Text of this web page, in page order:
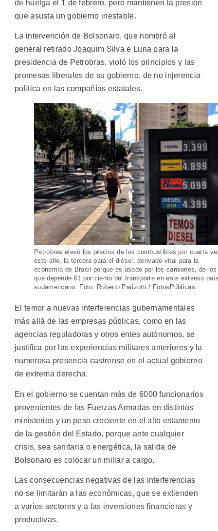
de huelga el 1 de febrero, pero mantienen la presión
que asusta un gobierno inestable.
La intervención de Bolsonaro, que nombró al
general retirado Joaquim Silva e Luna para la
presidencia de Petrobras, violó los principios y las
promesas liberales de su gobierno, de no injerencia
política en las compañías estatales.
Petrobras elevó los precios de los combustibles por cuarta
este año, la tercera para el diésel, derivado vital para la
economía de Brasil porque es usado por los camiones, de los
que depende 61 por ciento del transporte en este extenso
sudamericano. Foto: Roberto Parizotti / FotosPúblicas
El temor a nuevas interferencias gubernamentales
más allá de las empresas públicas, como en las
agencias reguladoras y otros entes autónomos, se
justifica por las experiencias militares anteriores y la
numerosa presencia castrense en el actual gobierno
de extrema derecha.
En el gobierno se cuentan más de 6000 funcionarios
provenientes de las Fuerzas Armadas en distintos
ministerios y un peso creciente en el alto estamento
de la gestión del Estado, porque ante cualquier
crisis, sea sanitaria o energética, la salida de
Bolsonaro es colocar un miliar a cargo.
Las consecuencias negativas de las interferencias
no se limitarán a las económicas, que se extienden
a varios sectores y a las inversiones financieras y
productivas.